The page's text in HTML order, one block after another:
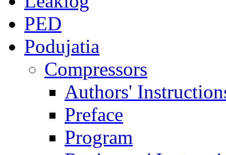
PED
Podujatia
Compressors
Authors'
Preface
Program